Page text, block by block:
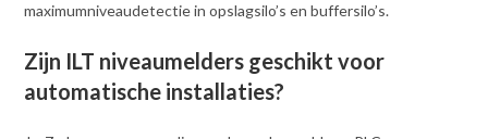
maximumniveaudetectie in opslagsilo’s en buffersilo’s.
Zijn ILT niveaumelders geschikt voor
automatische installaties?